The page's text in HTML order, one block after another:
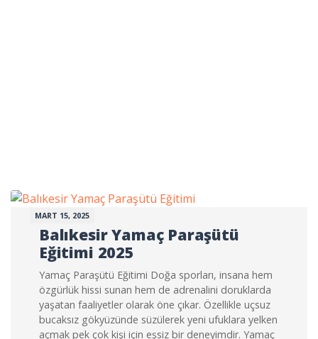
MART 15, 2025
Balıkesir Yamaç Paraşütü
Eğitimi 2025
Yamaç Paraşütü Eğitimi Doğa sporları, insana hem
özgürlük hissi sunan hem de adrenalini doruklarda
yaşatan faaliyetler olarak öne çıkar. Özellikle uçsuz
bucaksız gökyüzünde süzülerek yeni ufuklara yelken
açmak pek çok kişi için eşsiz bir deneyimdir. Yamaç